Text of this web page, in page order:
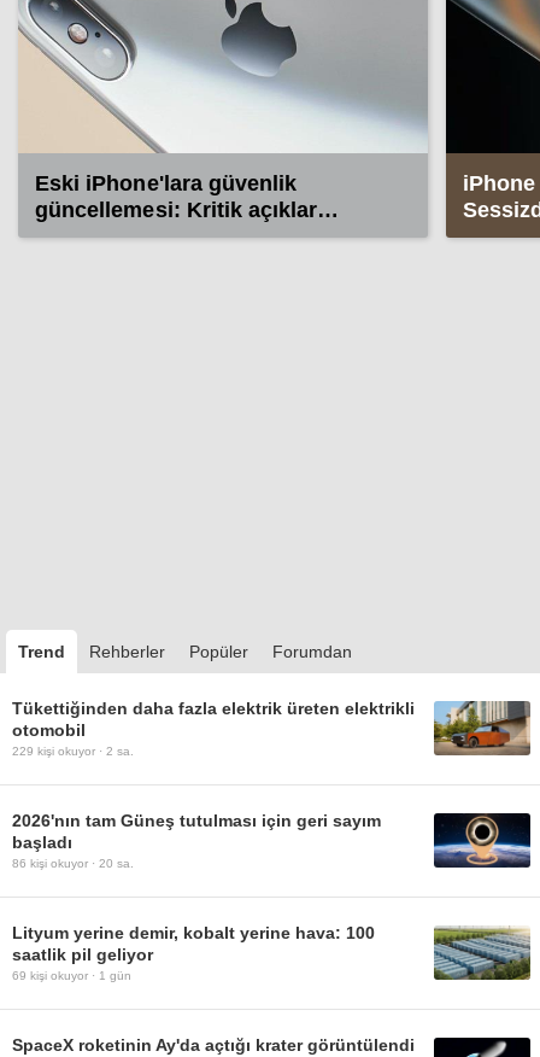
Eski iPhone'lara güvenlik
güncellemesi: Kritik açıklar
kapatıldı!
Trend Rehberler Popüler Forumdan
Tükettiğinden daha fazla elektrik üreten elektrikli
otomobil
229 kişi okuyor · 2 sa.
2026'nın tam Güneş tutulması için geri sayım
başladı
86 kişi okuyor · 20 sa.
Lityum yerine demir, kobalt yerine hava: 100
saatlik pil geliyor
69 kişi okuyor · 1 gün
SpaceX roketinin Ay'da açtığı krater görüntülendi